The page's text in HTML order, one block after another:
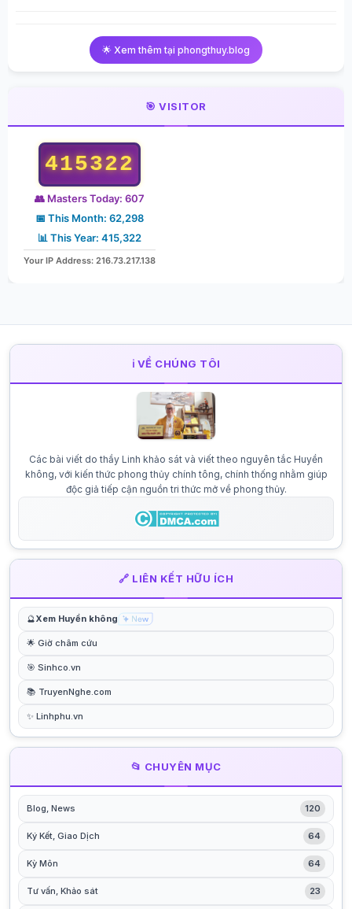
🌟 Xem thêm tại phongthuy.blog
🎯 VISITOR
415322
👥 Masters Today: 607
📅 This Month: 62,298
📊 This Year: 415,322
Your IP Address: 216.73.217.138
ℹ️ VỀ CHÚNG TÔI
Các bài viết do thầy Linh khảo sát và viết theo nguyên tắc Huyền
không, với kiến thức phong thủy chính tông, chính thống nhằm giúp
độc giả tiếp cận nguồn tri thức mở về phong thủy.
🔗 LIÊN KẾT HỮU ÍCH
🔮Xem Huyền không
🌟 Giờ châm cứu
🎯 Sinhco.vn
📚 TruyenNghe.com
✨ Linhphu.vn
📂 CHUYÊN MỤC
Blog, News 120
Ký Kết, Giao Dịch 64
Kỳ Môn 64
Tư vấn, Khảo sát 23